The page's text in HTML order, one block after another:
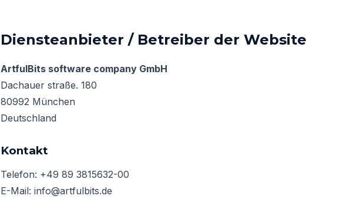
Diensteanbieter / Betreiber der Website
ArtfulBits software company GmbH
Dachauer straße. 180
80992 München
Deutschland
Kontakt
Telefon: +49 89 3815632-00
E-Mail: info@artfulbits.de